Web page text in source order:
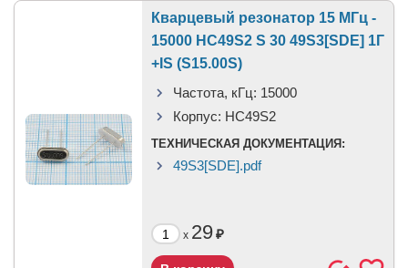
Кварцевый резонатор 15 МГц -
15000 HC49S2 S 30 49S3[SDE] 1Г
+IS (S15.00S)
Частота, кГц: 15000
Корпус: HC49S2
ТЕХНИЧЕСКАЯ ДОКУМЕНТАЦИЯ:
49S3[SDE].pdf
x 29₽